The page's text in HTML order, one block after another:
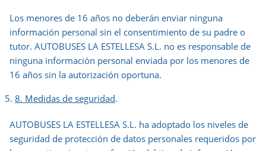
Los menores de 16 años no deberán enviar ninguna
información personal sin el consentimiento de su padre o
tutor. AUTOBUSES LA ESTELLESA S.L. no es responsable de
ninguna información personal enviada por los menores de
16 años sin la autorización oportuna.
8. Medidas de seguridad.
AUTOBUSES LA ESTELLESA S.L. ha adoptado los niveles de
seguridad de protección de datos personales requeridos por